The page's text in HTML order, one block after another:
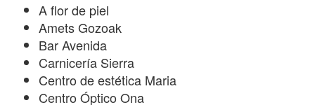
A flor de piel
Amets Gozoak
Bar Avenida
Carnicería Sierra
Centro de estética Maria
Centro Óptico Ona